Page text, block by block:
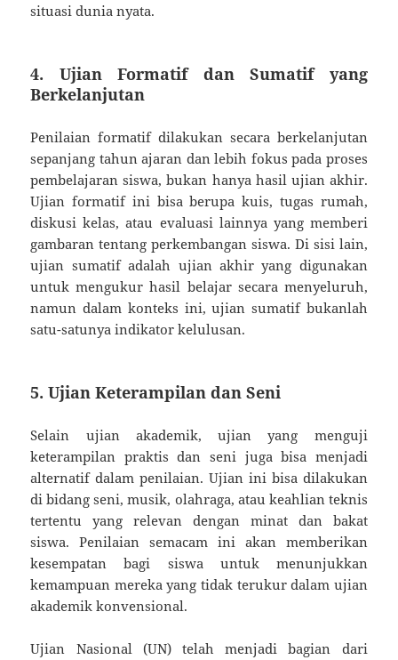
situasi dunia nyata.
4. Ujian Formatif dan Sumatif yang
Berkelanjutan
Penilaian formatif dilakukan secara berkelanjutan
sepanjang tahun ajaran dan lebih fokus pada proses
pembelajaran siswa, bukan hanya hasil ujian akhir.
Ujian formatif ini bisa berupa kuis, tugas rumah,
diskusi kelas, atau evaluasi lainnya yang memberi
gambaran tentang perkembangan siswa. Di sisi lain,
ujian sumatif adalah ujian akhir yang digunakan
untuk mengukur hasil belajar secara menyeluruh,
namun dalam konteks ini, ujian sumatif bukanlah
satu-satunya indikator kelulusan.
5. Ujian Keterampilan dan Seni
Selain ujian akademik, ujian yang menguji
keterampilan praktis dan seni juga bisa menjadi
alternatif dalam penilaian. Ujian ini bisa dilakukan
di bidang seni, musik, olahraga, atau keahlian teknis
tertentu yang relevan dengan minat dan bakat
siswa. Penilaian semacam ini akan memberikan
kesempatan bagi siswa untuk menunjukkan
kemampuan mereka yang tidak terukur dalam ujian
akademik konvensional.
Ujian Nasional (UN) telah menjadi bagian dari